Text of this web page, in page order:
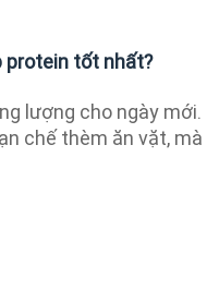
protein tốt nhất?
lượng cho ngày mới.
chế thèm ăn vặt, mà